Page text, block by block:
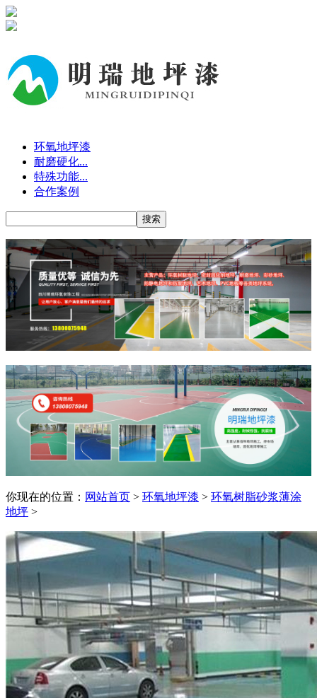
环氧地坪漆
耐磨硬化...
特殊功能...
合作案例
你现在的位置： 网站首页 > 环氧地坪漆 > 环氧树脂砂浆薄涂
地坪 >